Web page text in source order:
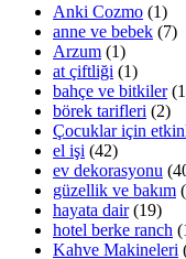
Anki Cozmo (1)
anne ve bebek (7)
Arzum (1)
at çiftliği (1)
bahçe ve bitkiler
börek tarifleri (2)
Çocuklar için
el işi (42)
ev dekorasyonu
güzellik ve bakım
hayata dair(19)
hotel berke ranch
Kahve Makineleri